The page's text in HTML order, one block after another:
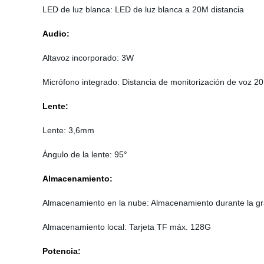
LED de luz blanca: LED de luz blanca a 20M distancia
Audio:
Altavoz incorporado: 3W
Micrófono integrado: Distancia de monitorización de voz
Lente:
Lente: 3,6mm
Ángulo de la lente: 95°
Almacenamiento:
Almacenamiento en la nube: Almacenamiento durante la
Almacenamiento local: Tarjeta TF máx. 128G
Potencia: